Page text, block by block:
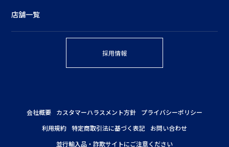
店舗一覧
採用情報
会社概要 カスタマーハラスメント方針
プライバシーポリシー
利用規約 特定商取引法に基づく表記
お問い合わせ
並行輸入品・詐欺サイトにご注意ください